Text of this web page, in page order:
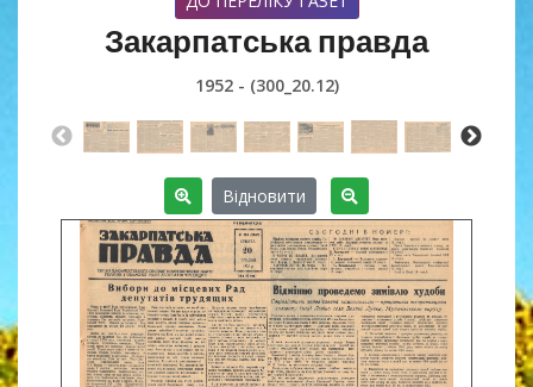
Закарпатська правда
1952 - (300_20.12)
Відновити